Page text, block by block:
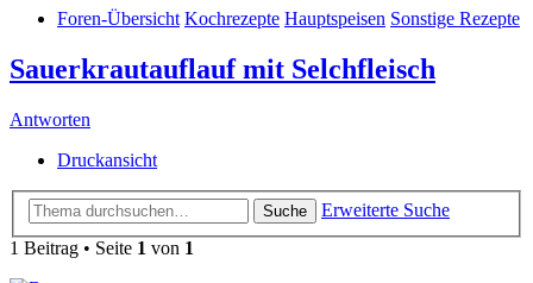
Foren-Übersicht Kochrezepte Hauptspeisen Sonstige Rezepte
Sauerkrautauflauf mit Selchfleisch
Antworten
Druckansicht
Suche
Erweiterte Suche
1 Beitrag • Seite 1 von 1